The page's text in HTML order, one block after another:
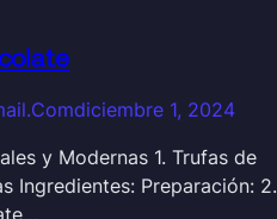
diciembre 1, 2024
y Modernas 1. Trufas de
Ingredientes: Preparación: 2.